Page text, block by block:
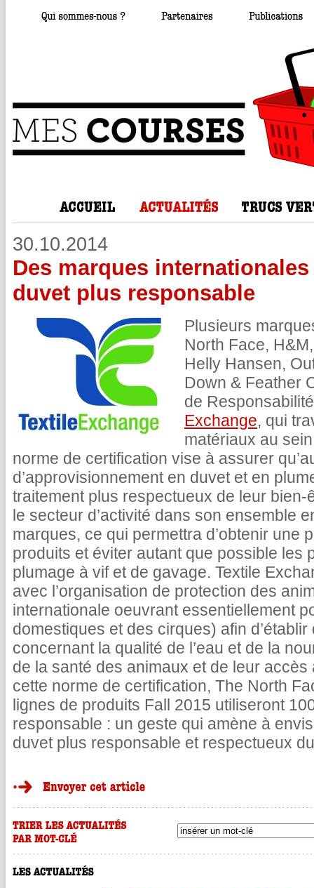
30.10.2014
Des marques
duvet plus responsable
Plusieurs
North Face,
Helly Hansen,
Down & Feather
de
Exchange, qui
matériaux au
norme de certification vise à assurer
d’approvisionnement en duvet et en
traitement plus respectueux de leur bien-
le secteur d’activité dans son ensemble
marques, ce qui permettra d’obtenir une
produits et éviter autant que possible les
plumage à vif et de gavage. Textile
avec l’organisation de protection des
internationale oeuvrant essentiellement
domestiques et des cirques) afin
concernant la qualité de l’eau et de la
de la santé des animaux et de leur accès
cette norme de certification, The North
lignes de produits Fall 2015 utiliseront
responsable : un geste qui amène à
duvet plus responsable et respectueux